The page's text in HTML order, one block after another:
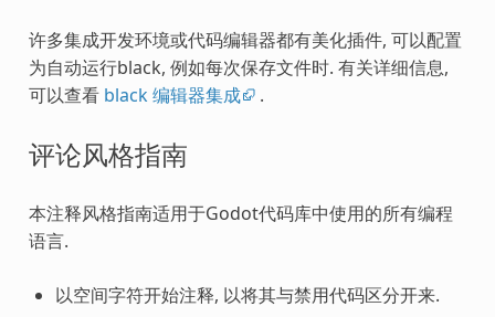
许多集成开发环境或代码编辑器都有美化插件, 可以配置
为自动运行black, 例如每次保存文件时. 有关详细信息,
可以查看 black 编辑器集成 .
评论风格指南
本注释风格指南适用于Godot代码库中使用的所有编程
语言.
以空间字符开始注释, 以将其与禁用代码区分开来.